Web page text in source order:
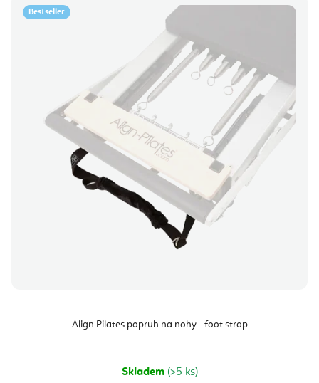
Bestseller
Align Pilates popruh na nohy - foot strap
Skladem (>5 ks)